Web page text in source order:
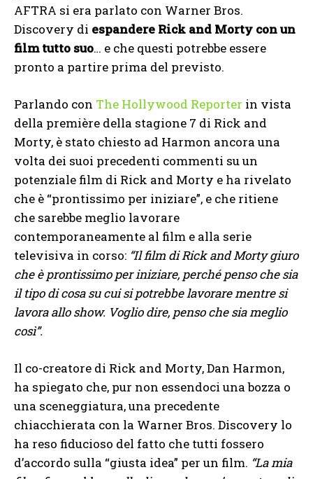
AFTRA si era parlato con Warner Bros.
Discovery di espandere Rick and Morty con un
film tutto suo… e che questi potrebbe essere
pronto a partire prima del previsto.
Parlando con The Hollywood Reporter in vista
della première della stagione 7 di Rick and
Morty, è stato chiesto ad Harmon ancora una
volta dei suoi precedenti commenti su un
potenziale film di Rick and Morty e ha rivelato
che è “prontissimo per iniziare”, e che ritiene
che sarebbe meglio lavorare
contemporaneamente al film e alla serie
televisiva in corso: “Il film di Rick and Morty giuro
che è prontissimo per iniziare, perché penso che sia
il tipo di cosa su cui si potrebbe lavorare mentre si
lavora allo show. Voglio dire, penso che sia meglio
così”.
Il co-creatore di Rick and Morty, Dan Harmon,
ha spiegato che, pur non essendoci una bozza o
una sceneggiatura, una precedente
chiacchierata con la Warner Bros. Discovery lo
ha reso fiducioso del fatto che tutti fossero
d’accordo sulla “giusta idea” per un film. “La mia